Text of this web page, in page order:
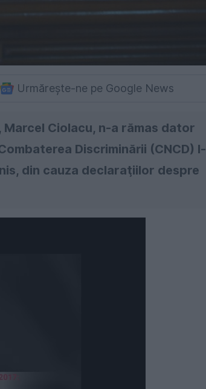
Urmărește-ne pe Google News
Ciolacu, n-a rămas dator
Discriminării (CNCD) l-
din cauza declaraţiilor despre